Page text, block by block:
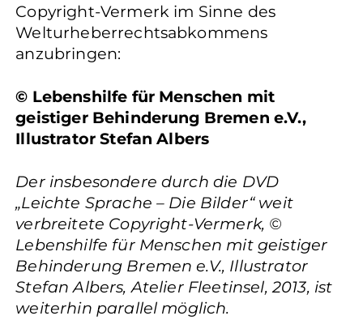
Copyright-Vermerk im Sinne des
Welturheberrechtsabkommens
anzubringen:
© Lebenshilfe für Menschen mit
geistiger Behinderung Bremen e.V.,
Illustrator Stefan Albers
Der insbesondere durch die DVD
„Leichte Sprache – Die Bilder“ weit
verbreitete Copyright-Vermerk, ©
Lebenshilfe für Menschen mit geistiger
Behinderung Bremen e.V., Illustrator
Stefan Albers, Atelier Fleetinsel, 2013, ist
weiterhin parallel möglich.